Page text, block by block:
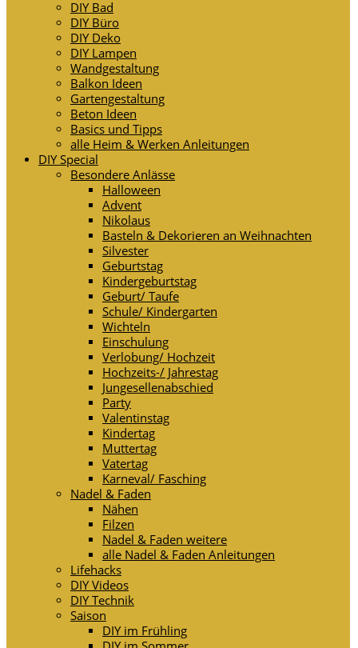
DIY Bad
DIY Büro
DIY Deko
DIY Lampen
Wandgestaltung
Balkon Ideen
Gartengestaltung
Beton Ideen
Basics und Tipps
alle Heim & Werken Anleitungen
DIY Special
Besondere Anlässe
Halloween
Advent
Nikolaus
Basteln & Dekorieren an Weihnachten
Silvester
Geburtstag
Kindergeburtstag
Geburt/ Taufe
Schule/ Kindergarten
Wichteln
Einschulung
Verlobung/ Hochzeit
Hochzeits-/ Jahrestag
Jungesellenabschied
Party
Valentinstag
Kindertag
Muttertag
Vatertag
Karneval/ Fasching
Nadel & Faden
Nähen
Filzen
Nadel & Faden weitere
alle Nadel & Faden Anleitungen
Lifehacks
DIY Videos
DIY Technik
Saison
DIY im Frühling